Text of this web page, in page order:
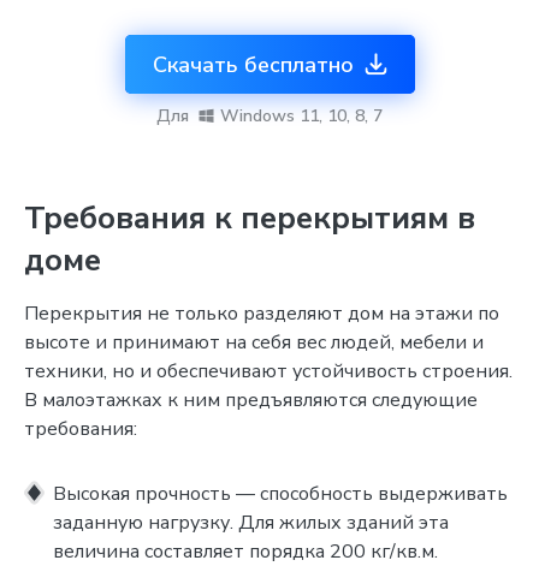
Скачать бесплатно
Для Windows 11, 10, 8, 7
Требования к перекрытиям в
доме
Перекрытия не только разделяют дом на этажи по
высоте и принимают на себя вес людей, мебели и
техники, но и обеспечивают устойчивость строения.
В малоэтажках к ним предъявляются следующие
требования:
Высокая прочность — способность выдерживать
заданную нагрузку. Для жилых зданий эта
величина составляет порядка 200 кг/кв.м.